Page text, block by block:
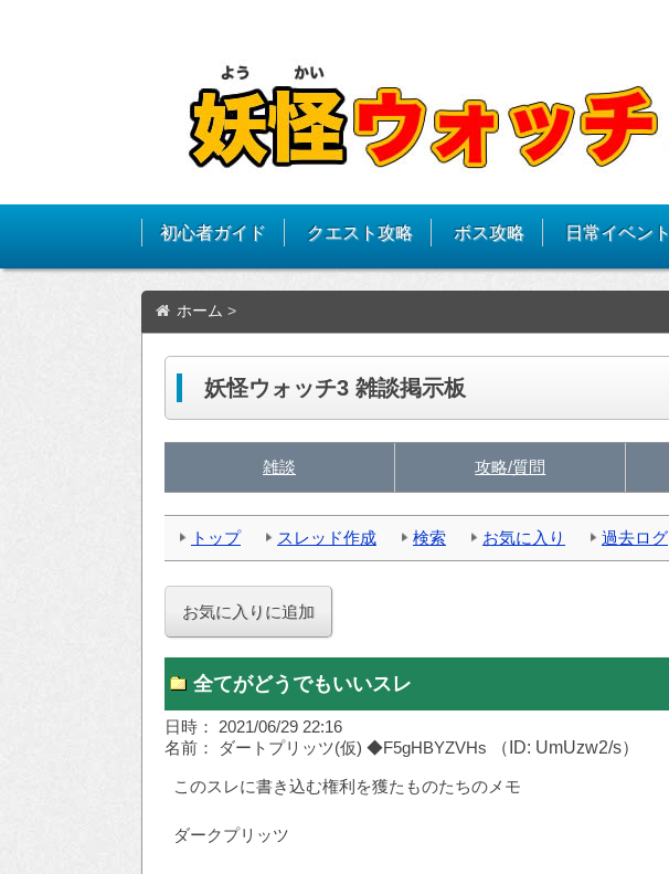
初心者ガイド クエスト攻略 ボス攻略 日常イベント
ホーム >
妖怪ウォッチ3 雑談掲示板
雑談 攻略/質問
トップ スレッド作成 検索 お気に入り 過去ログ
全てがどうでもいいスレ
日時： 2021/06/29 22:16
名前： ダートプリッツ(仮) ◆F5gHBYZVHs
（ID: UmUzw2/s）
このスレに書き込む権利を獲たものたちのメモ
ダークプリッツ